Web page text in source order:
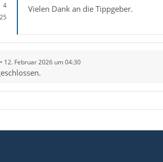
4
Vielen Dank an die Tippgeber.
12. Februar 2026 um 04:30